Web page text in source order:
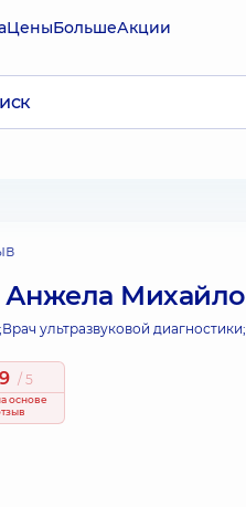
ЦеныБольшеАкции
Анжела
Врач ультразвуковой диагностики;
/ 5
основе